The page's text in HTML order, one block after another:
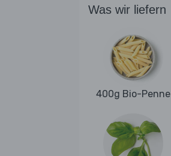
Was wir liefern
400g Bio-Penne